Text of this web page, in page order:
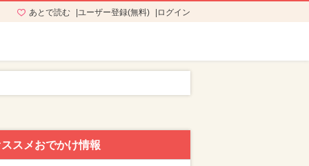
あとで読む ユーザー登録(無料) ログイン
スメおでかけ情報